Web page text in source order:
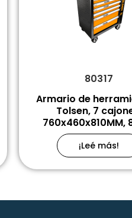
80317
Armario de
Tolsen, 7
760x460x810MM,
¡Leé más!